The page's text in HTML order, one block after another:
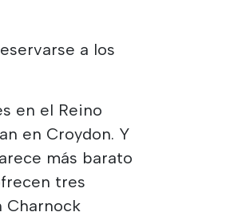
a los
en el Reino
en Croydon. Y
más barato
tres
Charnock